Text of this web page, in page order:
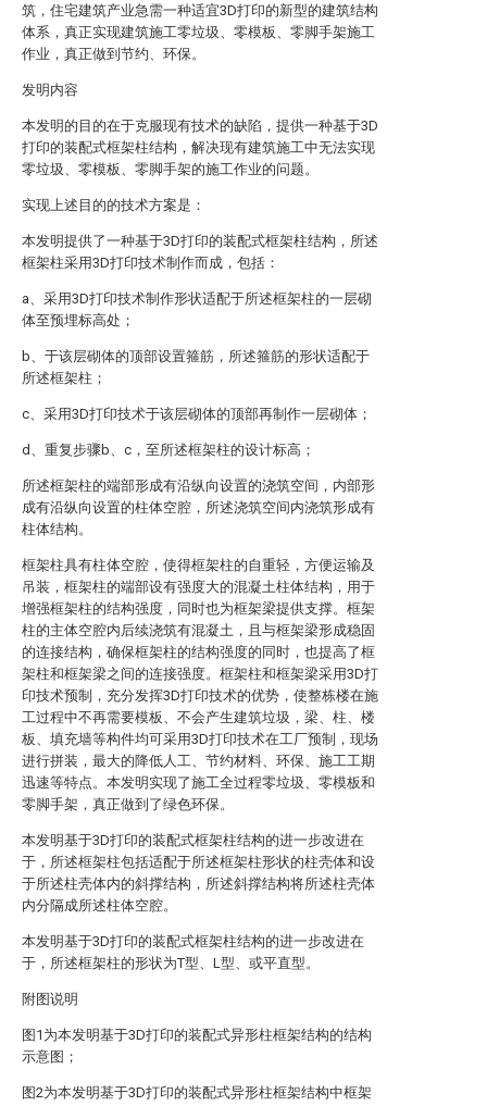
筑，住宅建筑产业急需一种适宜3D打印的新型的建筑结构
体系，真正实现建筑施工零垃圾、零模板、零脚手架施工
作业，真正做到节约、环保。
发明内容
本发明的目的在于克服现有技术的缺陷，提供一种基于3D
打印的装配式框架柱结构，解决现有建筑施工中无法实现
零垃圾、零模板、零脚手架的施工作业的问题。
实现上述目的的技术方案是：
本发明提供了一种基于3D打印的装配式框架柱结构，所述
框架柱采用3D打印技术制作而成，包括：
a、采用3D打印技术制作形状适配于所述框架柱的一层砌
体至预埋标高处；
b、于该层砌体的顶部设置箍筋，所述箍筋的形状适配于
所述框架柱；
c、采用3D打印技术于该层砌体的顶部再制作一层砌体；
d、重复步骤b、c，至所述框架柱的设计标高；
所述框架柱的端部形成有沿纵向设置的浇筑空间，内部形
成有沿纵向设置的柱体空腔，所述浇筑空间内浇筑形成有
柱体结构。
框架柱具有柱体空腔，使得框架柱的自重轻，方便运输及
吊装，框架柱的端部设有强度大的混凝土柱体结构，用于
增强框架柱的结构强度，同时也为框架梁提供支撑。框架
柱的主体空腔内后续浇筑有混凝土，且与框架梁形成稳固
的连接结构，确保框架柱的结构强度的同时，也提高了框
架柱和框架梁之间的连接强度。框架柱和框架梁采用3D打
印技术预制，充分发挥3D打印技术的优势，使整栋楼在施
工过程中不再需要模板、不会产生建筑垃圾，梁、柱、楼
板、填充墙等构件均可采用3D打印技术在工厂预制，现场
进行拼装，最大的降低人工、节约材料、环保、施工工期
迅速等特点。本发明实现了施工全过程零垃圾、零模板和
零脚手架，真正做到了绿色环保。
本发明基于3D打印的装配式框架柱结构的进一步改进在
于，所述框架柱包括适配于所述框架柱形状的柱壳体和设
于所述柱壳体内的斜撑结构，所述斜撑结构将所述柱壳体
内分隔成所述柱体空腔。
本发明基于3D打印的装配式框架柱结构的进一步改进在
于，所述框架柱的形状为T型、L型、或平直型。
附图说明
图1为本发明基于3D打印的装配式异形柱框架结构的结构
示意图；
图2为本发明基于3D打印的装配式异形柱框架结构中框架